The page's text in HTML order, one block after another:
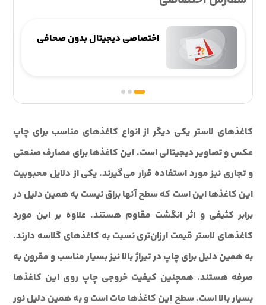
اختصاصی دیجیتال بدون صحافی
کاغذهای لاستر یکی دیگر از انواع کاغذهای مناسب برای چاپ
عکس و تصاویر دیجیتالی است. این کاغذها برای مصارف صنعتی
و تجاری نیز مورد استفاده قرار می‌گیرند. یکی از دلایل محبوبیت
این کاغذها این است که سطح آنها براق نیست به همین دلیل در
برابر کثیفی و اثر انگشت مقاوم هستند. علاوه بر این مورد
کاغذهای لاستر قیمت ارزان‌تری نسبت به کاغذهای گلاسه دارند.
به همین دلیل برای چاپ در تیراژ بالا نیز بسیار مناسب و مقرون به
صرفه هستند. همچنین کیفیت خروجی چاپ روی این کاغذها
بسیار بالا است. سطح این کاغذها مات است و به همین دلیل نور